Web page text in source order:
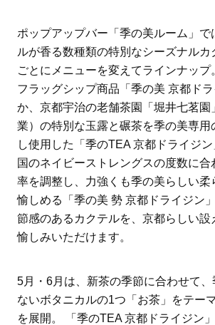
ポップアップバー「季の美ルーム」で
ルが香る数種類の特別なシーズナルカ
ごとにメニューを変えてラインナップ
フラッグシップ商品「季の美 京都ド
か、京都宇治の老舗茶園「堀井七茗園
業）の特別な玉露と碾茶を季の美専用
し使用した「季のTEA 京都ドライジ
国のネイビーストレングスの度数に合
率を調整し、力強くも季の美らしい柔
愉しめる「季の美 勢 京都ドライジン
節感のあるカクテルを、京都らしい設
愉しみいただけます。
5月・6月は、新茶の季節に合わせて
ないボタニカルの1つ「お茶」をテー
を展開。 「季のTEA 京都ドライジン